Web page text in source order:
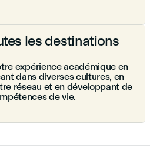
les destinations
expérience académique en
dans diverses cultures, en
réseau et en développant de
de vie.